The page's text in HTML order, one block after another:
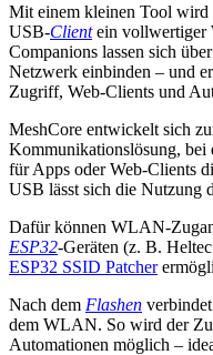
Mit einem kleinen Tool wird
USB-Clientein vollwertiger
Companions lassen sich
Netzwerk einbinden – und
Zugriff, Web-Clients und
MeshCore entwickelt sich
Kommunikationslösung, bei
für Apps oder Web-Clients
USB lässt sich die Nutzung
Dafür können WLAN-
ESP32-Geräten (z. B.
ESP32 SSID Patcher
Nach dem Flashen
dem WLAN. So wird der
Automationen möglich –